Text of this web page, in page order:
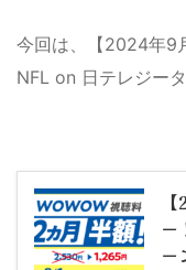
今回は、【2024年9
NFL on 日テレジー
ー
ー